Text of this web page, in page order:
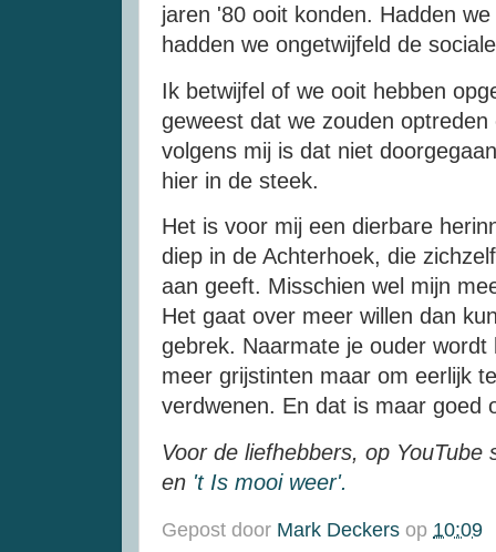
jaren '80 ooit konden. Hadden
hadden we ongetwijfeld de
Ik betwijfel of we ooit hebben
geweest dat we zouden
volgens mij is dat niet
hier in de steek.
Het is voor mij een dierbare
diep in de Achterhoek, die
aan geeft. Misschien wel mijn
Het gaat over meer willen dan
gebrek. Naarmate je ouder
meer grijstinten maar om eerlijk
verdwenen. En dat is maar goed
Voor de liefhebbers, op
en 't Is mooi weer'.
Gepost door Mark Deckers op 10:09